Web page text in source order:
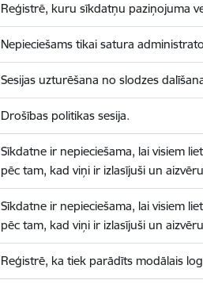
Reģistrē, kuru sīkdatņu paziņojuma
Nepieciešams tikai satura
Sesijas uzturēšana no slodzes
Drošības politikas sesija.
Sīkdatne ir nepieciešama, lai visiem
pēc tam, kad viņi ir izlasījuši un
Sīkdatne ir nepieciešama, lai visiem
pēc tam, kad viņi ir izlasījuši un
Reģistrē, ka tiek parādīts modālais